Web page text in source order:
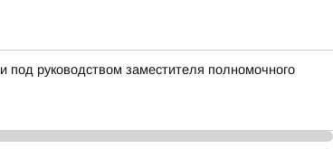
руководством заместителя полномочного